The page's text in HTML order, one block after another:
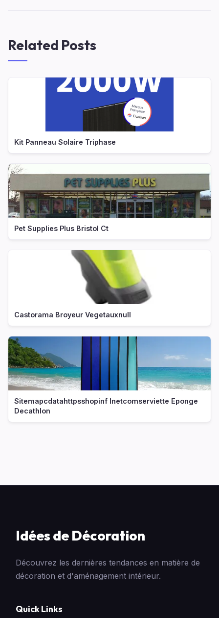
Related Posts
Kit Panneau Solaire Triphase
Pet Supplies Plus Bristol Ct
Castorama Broyeur Vegetauxnull
Sitemapcdatahttpsshopinf Inetcomserviette Eponge
Decathlon
Idées de Décoration
Découvrez les dernières tendances en matière de
décoration et d'aménagement intérieur.
Quick Links